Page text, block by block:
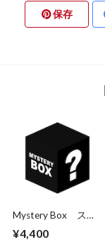
保存
Mystery Box ステ
¥4,400